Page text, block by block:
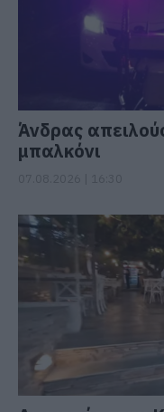
Άνδρας
μπαλκόνι